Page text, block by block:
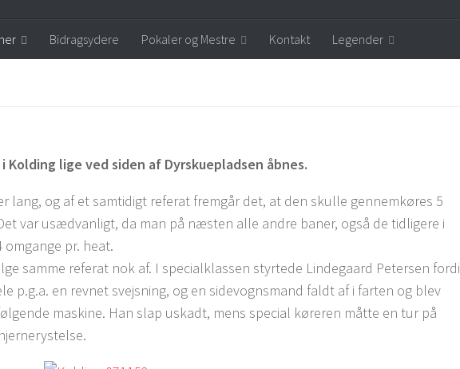
Bidragsydere Pokaler og Mestre Kontakt Legender
Kolding lige ved siden af Dyrskuepladsen åbnes.
lang, og af et samtidigt referat fremgår det, at den skulle gennemkøres 5
var usædvanligt, da man på næsten alle andre baner, også de tidligere i
pr. heat.
samme referat nok af. I specialklassen styrtede Lindegaard Petersen fordi
p.g.a. en revnet svejsning, og en sidevognsmand faldt af i farten og blev
maskine. Han slap uskadt, mens special køreren måtte en tur på